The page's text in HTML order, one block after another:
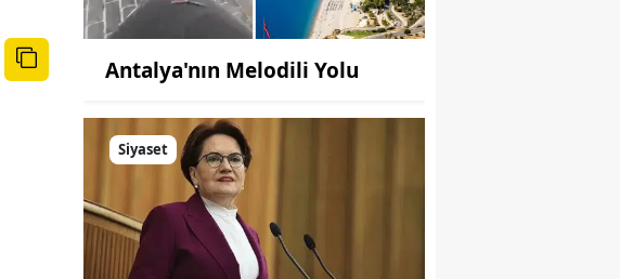
Antalya'nın Melodili Yolu
Siyaset